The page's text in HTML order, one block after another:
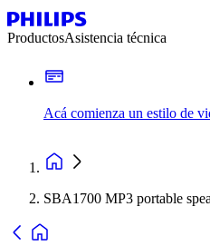
ProductosAsistencia técnica
Acá comienza un estilo de
SBA1700 MP3 portable